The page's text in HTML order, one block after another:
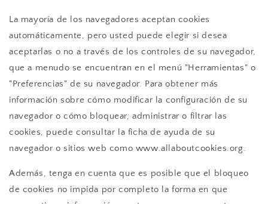
La mayoría de los navegadores aceptan cookies
automáticamente, pero usted puede elegir si desea
aceptarlas o no a través de los controles de su navegador,
que a menudo se encuentran en el menú "Herramientas" o
"Preferencias" de su navegador. Para obtener más
información sobre cómo modificar la configuración de su
navegador o cómo bloquear, administrar o filtrar las
cookies, puede consultar la ficha de ayuda de su
navegador o sitios web como www.allaboutcookies.org.
Además, tenga en cuenta que es posible que el bloqueo
de cookies no impida por completo la forma en que